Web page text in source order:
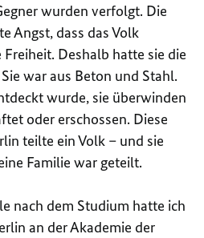
wurden verfolgt. Die
Angst, dass das Volk
Deshalb hatte sie die
war aus Beton und Stahl.
wurde, sie überwinden
oder erschossen. Diese
teilte ein Volk – und sie
Familie war geteilt.
nach dem Studium hatte ich
an der Akademie der